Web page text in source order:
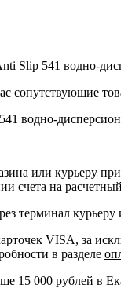
Slip 541 водно-
водно-
или курьеру
счета на
терминал
VISA, за
в разделе
15 000 рублей в